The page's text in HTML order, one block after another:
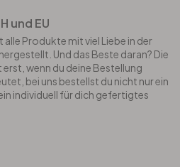
und EU
alle Produkte mit viel Liebe in der
Und das Beste daran? Die
wenn du deine Bestellung
bei uns bestellst du nicht nur ein
individuell für dich gefertigtes